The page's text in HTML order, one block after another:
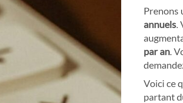
Prenons
annuels.
par an.
Voici ce
partant